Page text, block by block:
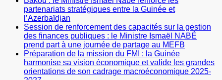
partenariats stratégiques entre la Guinée et
l’Azerbaïdjan
Session de renforcement des capacités sur la gestion
des finances publiques : le Ministre Ismaël NABÉ
prend part à une journée de partage au MEFB
Préparation de la mission du FMI : la Guinée
harmonise sa vision économique et valide les grandes
orientations de son cadrage macroéconomique 2025-